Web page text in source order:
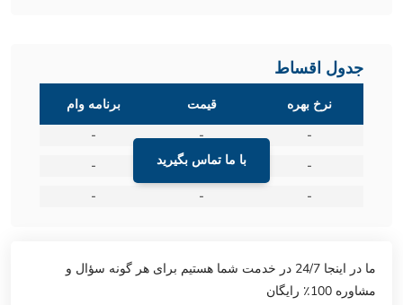
جدول اقساط
با ما تماس بگیرید
نرخ بهره قیمت
برنامه وام
-
-
-
-
-
-
-
-
-
ما در اینجا 24/7 در خدمت شما هستیم برای هر گونه سؤال و
مشاوره 100٪ رایگان